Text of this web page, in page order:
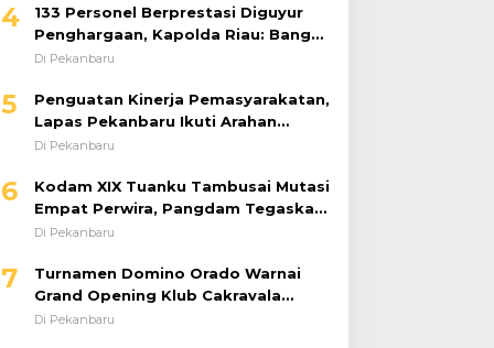
4
133 Personel Berprestasi Diguyur
Penghargaan, Kapolda Riau: Bangun
Kepercayaan Publik dengan Karya
Di Pekanbaru
5
Penguatan Kinerja Pemasyarakatan,
Lapas Pekanbaru Ikuti Arahan
Dirjenpas Secara Virtual
Di Pekanbaru
6
Kodam XIX Tuanku Tambusai Mutasi
Empat Perwira, Pangdam Tegaskan
Regenerasi untuk Perkuat Kinerja
Di Pekanbaru
7
Turnamen Domino Orado Warnai
Grand Opening Klub Cakravala
Pekanbaru
Di Pekanbaru